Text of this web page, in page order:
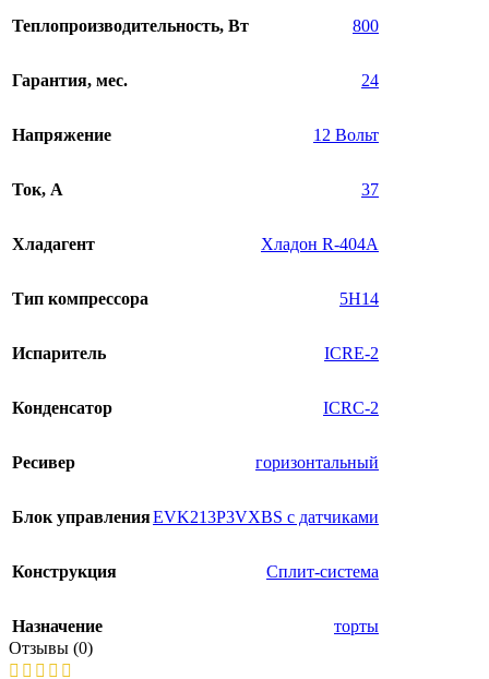
Теплопроизводительность, Вт 800
Гарантия, мес. 24
Напряжение 12 Вольт
Ток, А 37
Хладагент Хладон R-404A
Тип компрессора 5H14
Испаритель ICRE-2
Конденсатор ICRC-2
Ресивер горизонтальный
Блок управленияEVK213P3VXBS с датчиками
Конструкция Сплит-система
Назначение
торты
Отзывы (0)